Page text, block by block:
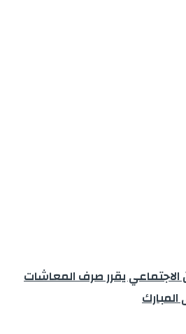
يقرر صرف المعاشات
المبارك